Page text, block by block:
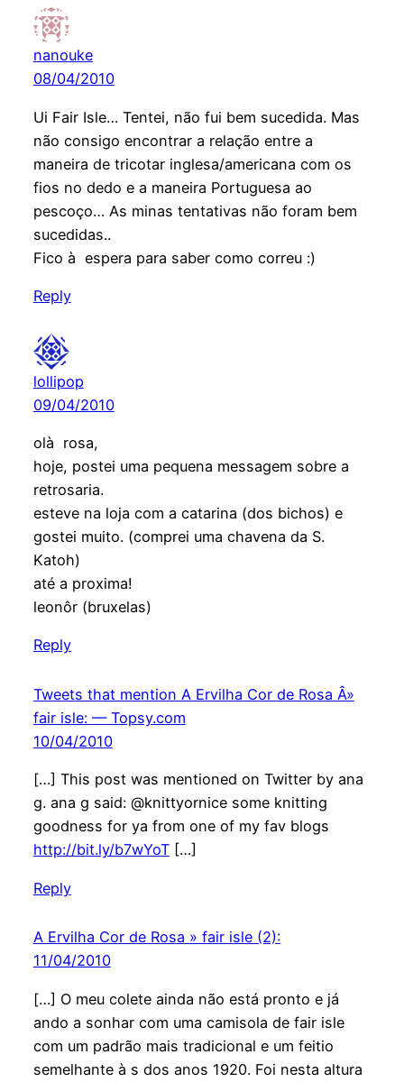
nanouke
08/04/2010
Ui Fair Isle… Tentei, não fui bem sucedida. Mas
não consigo encontrar a relação entre a
maneira de tricotar inglesa/americana com os
fios no dedo e a maneira Portuguesa ao
pescoço… As minas tentativas não foram bem
sucedidas..
Fico à espera para saber como correu :)
Reply
lollipop
09/04/2010
olà rosa,
hoje, postei uma pequena messagem sobre a
retrosaria.
esteve na loja com a catarina (dos bichos) e
gostei muito. (comprei uma chavena da S.
Katoh)
até a proxima!
leonôr (bruxelas)
Reply
Tweets that mention A Ervilha Cor de Rosa Â»
fair isle: — Topsy.com
10/04/2010
[…] This post was mentioned on Twitter by ana
g. ana g said: @knittyornice some knitting
goodness for ya from one of my fav blogs
http://bit.ly/b7wYoT[…]
Reply
A Ervilha Cor de Rosa » fair isle (2):
11/04/2010
[…] O meu colete ainda não está pronto e já
ando a sonhar com uma camisola de fair isle
com um padrão mais tradicional e um feitio
semelhante à s dos anos 1920. Foi nesta altura